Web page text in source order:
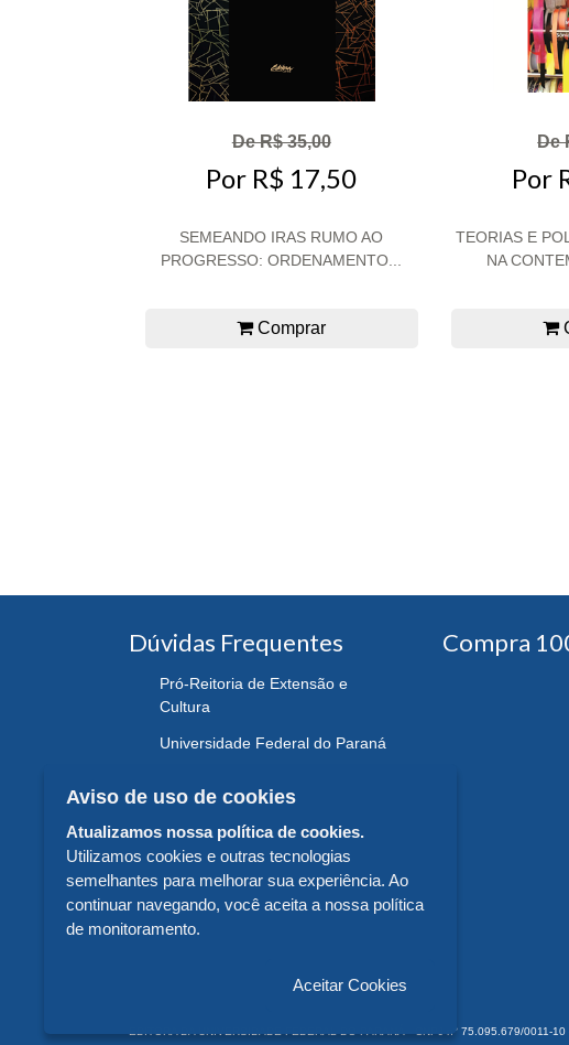
De R$ 35,00
Por R$ 17,50
SEMEANDO IRAS RUMO AO
PROGRESSO: ORDENAMENTO...
Comprar
De
Por
TEORIAS E
NA
Dúvidas Frequentes
Pró-Reitoria de Extensão e
Cultura
Universidade Federal do Paraná
Compra
EDITORA DA UNIVERSIDADE FEDERAL DO PARANÁ - CNPJ n° 75.095.679/0011-
Aviso de uso de cookies
Atualizamos nossa política de cookies.
Utilizamos cookies e outras tecnologias
semelhantes para melhorar sua experiência. Ao
continuar navegando, você aceita a nossa política
de monitoramento.
Aceitar Cookies